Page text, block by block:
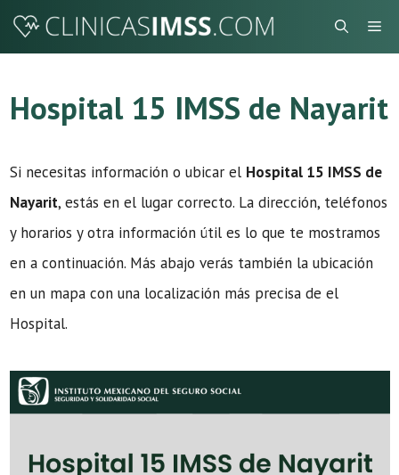
Saltar
Hospital 15 IMSS de Nayarit
Si necesitas información o ubicar el Hospital 15 IMSS de
Nayarit, estás en el lugar correcto. La dirección, teléfonos
y horarios y otra información útil es lo que te mostramos
en a continuación. Más abajo verás también la ubicación
en un mapa con una localización más precisa de el
Hospital.